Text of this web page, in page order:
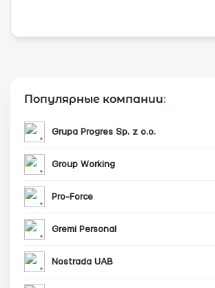
Популярные компании:
Grupa Progres Sp. z o.o.
Group Working
Pro-Force
Gremi Personal
Nostrada UAB